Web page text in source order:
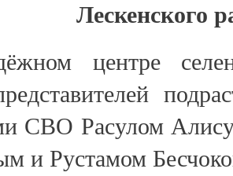
Лескенского
центре
СВО Расулом
и Рустамом